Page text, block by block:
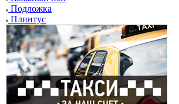
Подложка
Плинтус